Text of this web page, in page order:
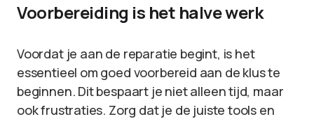
Voorbereiding is het halve werk
Voordat je aan de reparatie begint, is het
essentieel om goed voorbereid aan de klus te
beginnen. Dit bespaart je niet alleen tijd, maar
ook frustraties. Zorg dat je de juiste tools en